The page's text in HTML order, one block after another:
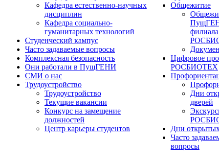
Кафедра естественно-научных
дисциплин
Кафедра социально-
гуманитарных технологий
Студенческий кампус
Часто задаваемые вопросы
Комплексная безопасность
Они работали в ПущГЕНИ
СМИ о нас
Трудоустройство
Трудоустройство
Текущие вакансии
Конкурс на замещение
должностей
Центр карьеры студентов
Общежитие
филиала
Цифровое
РОСБИОТЕХ
Дни
дверей
Дни
Часто
вопросы